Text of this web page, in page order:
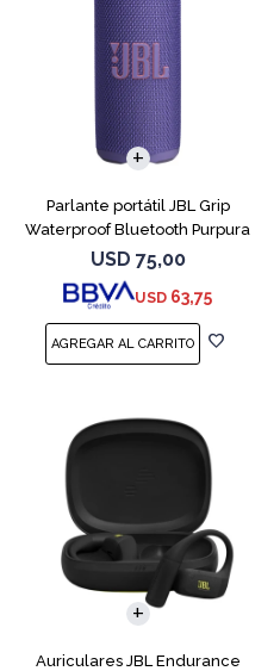
Parlante portátil JBL Grip
Waterproof Bluetooth Purpura
USD 75,00
USD 63,75
Auriculares JBL Endurance